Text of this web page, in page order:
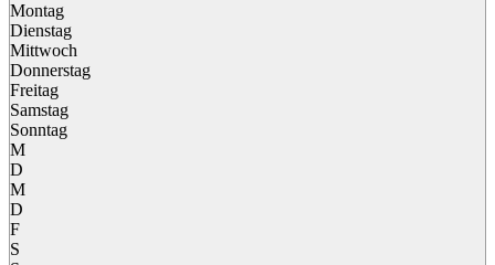
Montag
Dienstag
Mittwoch
Donnerstag
Freitag
Samstag
Sonntag
M
D
M
D
F
S